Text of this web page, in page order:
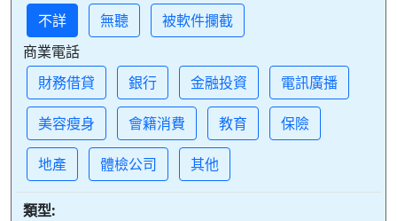
不詳
無聽
被軟件攔截
商業電話
財務借貸
銀行 金融投資 電訊廣播
美容瘦身 會籍消費 教育 保險
地產 體檢公司 其他
類型: